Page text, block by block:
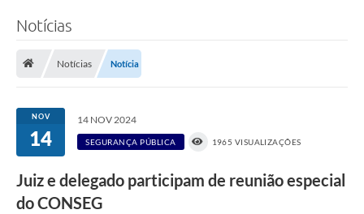
Secretarias
Carta de Serviços
Queimada é crime! Denuncie!
Notícias
Notícias Notícia
NOV
14
14 NOV 2024
SEGURANÇA PÚBLICA 1965 VISUALIZAÇÕES
Juiz e delegado participam de reunião especial
do CONSEG